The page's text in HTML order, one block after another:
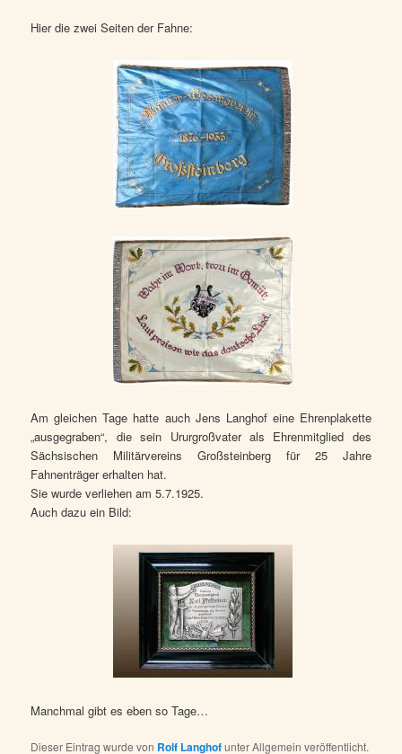
Hier die zwei Seiten der Fahne:
Am gleichen Tage hatte auch Jens Langhof eine Ehrenplakette
„ausgegraben“, die sein Ururgroßvater als Ehrenmitglied des
Sächsischen Militärvereins Großsteinberg für 25 Jahre
Fahnenträger erhalten hat.
Sie wurde verliehen am 5.7.1925.
Auch dazu ein Bild:
Manchmal gibt es eben so Tage…
Dieser Eintrag wurde von Rolf Langhofunter Allgemein veröffentlicht.